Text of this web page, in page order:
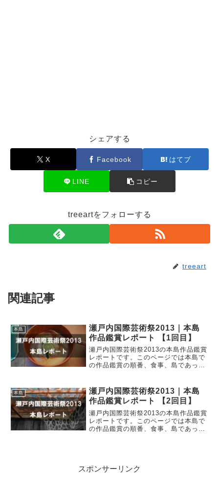
シェアする
X Facebook はてブ
LINE コピー
treeartをフォローする
treeart
関連記事
本島
瀬戸内国際芸術祭2013｜本島
作品鑑賞レポート 【1回目】
瀬戸内国際芸術祭2013の本島作品鑑賞
レポートです。このページでは本島で
の作品鑑賞の順番、食事、島であった
すので、芸術祭で本島へ行くときの参
考にしてください。
本島
瀬戸内国際芸術祭2013｜本島
作品鑑賞レポート 【2回目】
瀬戸内国際芸術祭2013の本島作品鑑賞
レポートです。このページでは本島で
の作品鑑賞の順番、食事、島であった
スポンサーリンク